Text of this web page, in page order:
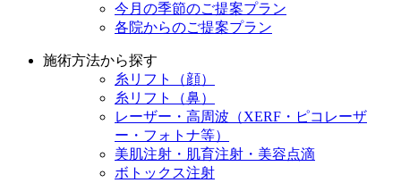
今月の季節のご提案プラン
各院からのご提案プラン
施術方法から探す
糸リフト（顔）
糸リフト（鼻）
レーザー・高周波（XERF・ピコレーザ
ー・フォトナ等）
美肌注射・肌育注射・美容点滴
ボトックス注射